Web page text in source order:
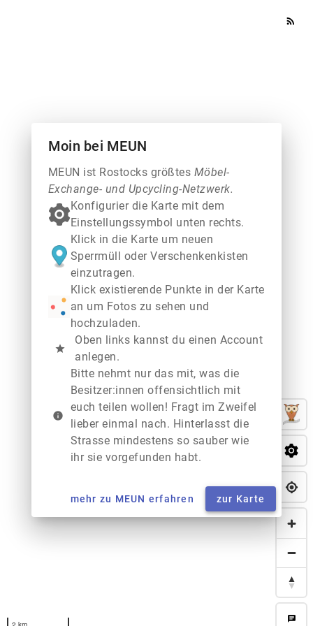
rss_feed
chat
Moin bei MEUN
MEUN ist Rostocks größtes Möbel-
Exchange- und Upcycling-Netzwerk.
Konfigurier die Karte mit dem
Einstellungssymbol unten rechts.
Klick in die Karte um neuen
Sperrmüll oder Verschenkenkisten
einzutragen.
Klick existierende Punkte in der Karte
an um Fotos zu sehen und
hochzuladen.
star
Oben links kannst du einen Account
anlegen.
info
Bitte nehmt nur das mit, was die
Besitzer:innen offensichtlich mit
euch teilen wollen! Fragt im Zweifel
lieber einmal nach. Hinterlasst die
Strasse mindestens so sauber wie
ihr sie vorgefunden habt.
mehr zu MEUN erfahren zur Karte